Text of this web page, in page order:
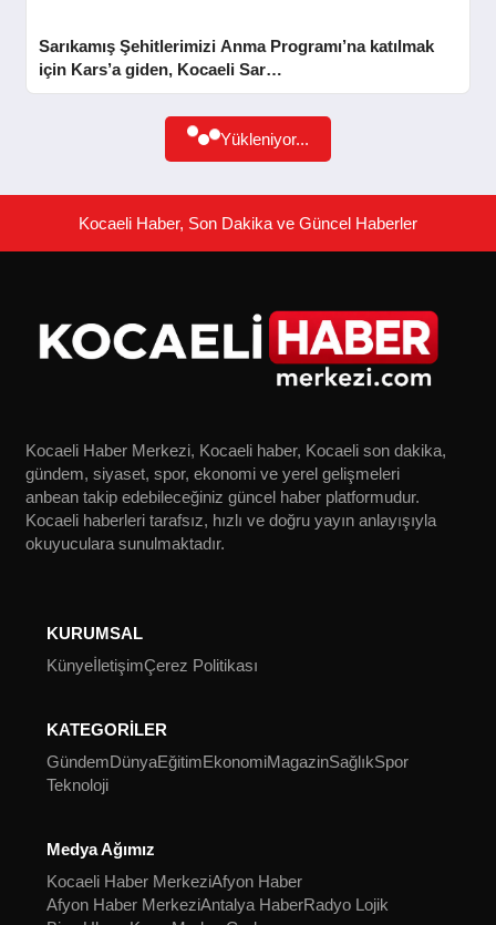
SIYASET
EKONOMI
SAĞLIK
YAŞAM
Sarıkamış Şehitlerimizi Anma Programı’na katılmak
için Kars’a giden, Kocaeli Sar…
Yükleniyor...
Kocaeli Haber, Son Dakika ve Güncel Haberler
Kocaeli Haber Merkezi, Kocaeli haber, Kocaeli son dakika,
gündem, siyaset, spor, ekonomi ve yerel gelişmeleri
anbean takip edebileceğiniz güncel haber platformudur.
Kocaeli haberleri tarafsız, hızlı ve doğru yayın anlayışıyla
okuyuculara sunulmaktadır.
KURUMSAL
KünyeİletişimÇerez Politikası
KATEGORİLER
GündemDünyaEğitimEkonomiMagazinSağlıkSpor
Teknoloji
Medya Ağımız
Kocaeli Haber MerkeziAfyon Haber
Afyon Haber MerkeziAntalya HaberRadyo Lojik